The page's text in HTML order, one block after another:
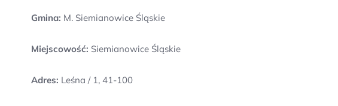
Gmina: M. Siemianowice Śląskie
Miejscowość: Siemianowice Śląskie
Adres: Leśna / 1, 41-100